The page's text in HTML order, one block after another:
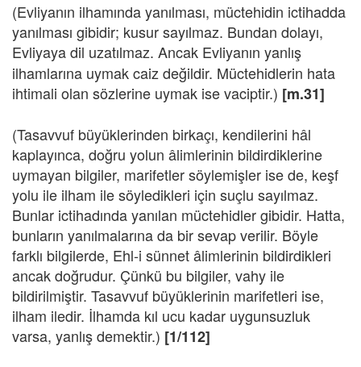
(Evliyanın ilhamında yanılması, müctehidin ictihadda
yanılması gibidir; kusur sayılmaz. Bundan dolayı,
Evliyaya dil uzatılmaz. Ancak Evliyanın yanlış
ilhamlarına uymak caiz değildir. Müctehidlerin hata
ihtimali olan sözlerine uymak ise vaciptir.) [m.31]
(Tasavvuf büyüklerinden birkaçı, kendilerini hâl
kaplayınca, doğru yolun âlimlerinin bildirdiklerine
uymayan bilgiler, marifetler söylemişler ise de, keşf
yolu ile ilham ile söyledikleri için suçlu sayılmaz.
Bunlar ictihadında yanılan müctehidler gibidir. Hatta,
bunların yanılmalarına da bir sevap verilir. Böyle
farklı bilgilerde, Ehl-i sünnet âlimlerinin bildirdikleri
ancak doğrudur. Çünkü bu bilgiler, vahy ile
bildirilmiştir. Tasavvuf büyüklerinin marifetleri ise,
ilham iledir. İlhamda kıl ucu kadar uygunsuzluk
varsa, yanlış demektir.) [1/112]